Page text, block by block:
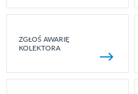
ZGŁOŚ AWARIĘ
KOLEKTORA